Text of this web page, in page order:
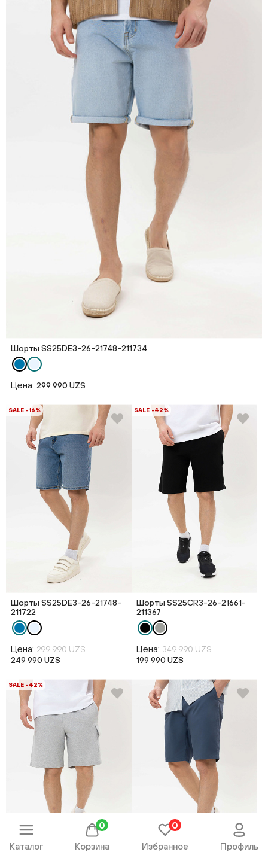
Шорты SS25DE3-26-21748-211734
Цена: 299 990 UZS
SALE -16%
Шорты SS25DE3-26-21748-
211722
Цена: 299 990 UZS
249 990 UZS
SALE -42%
Шорты SS25CR3-26-21661-
211367
Цена: 349 990 UZS
199 990 UZS
SALE -42%
Каталог Корзина
0
Избранное
0
Профиль